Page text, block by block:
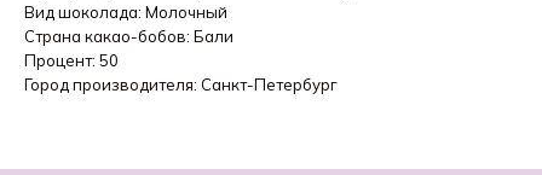
Вид шоколада: Молочный
Страна какао-бобов: Бали
Процент: 50
Город производителя: Санкт-Петербург